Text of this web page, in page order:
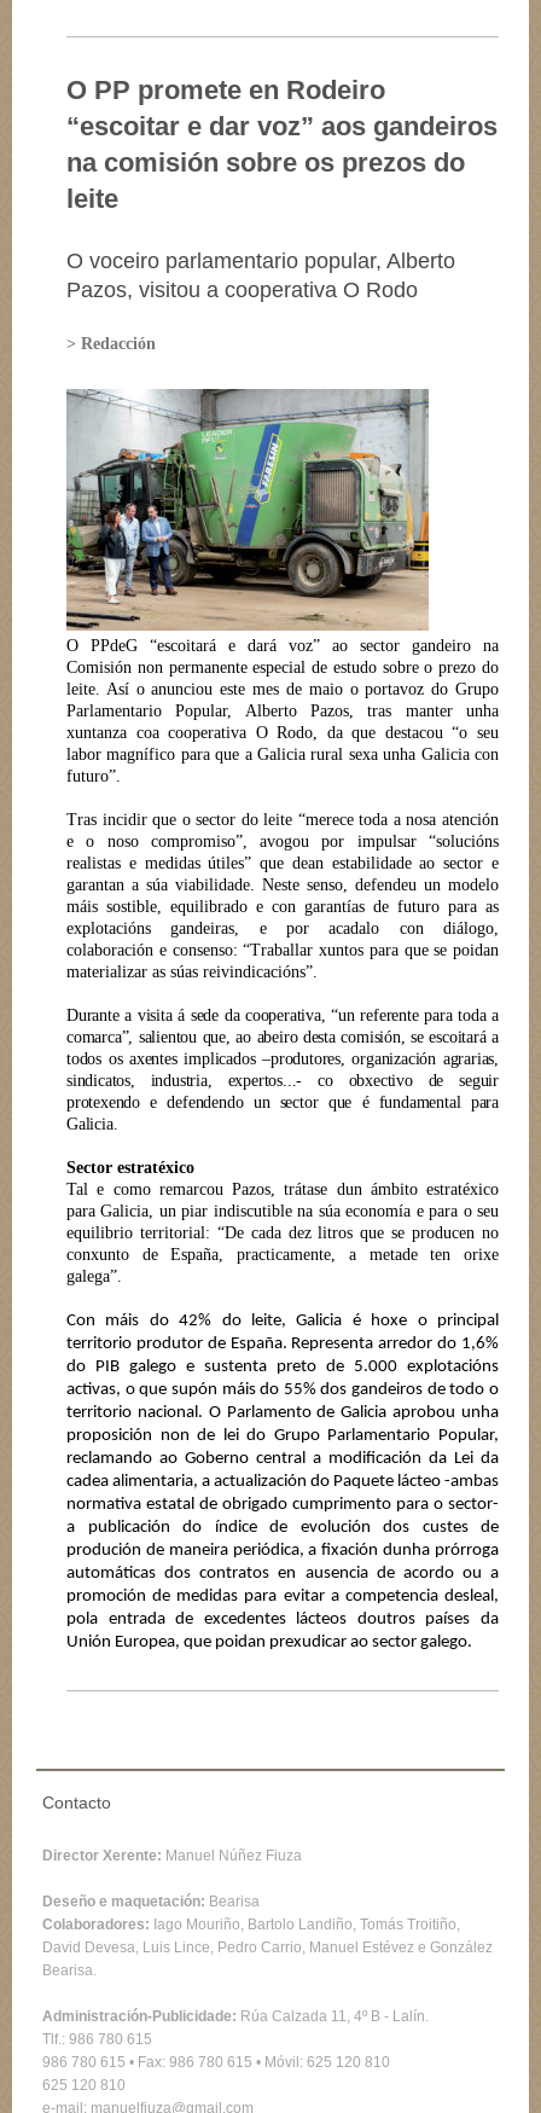
O PP promete en Rodeiro
“escoitar e dar voz” aos gandeiros
na comisión sobre os prezos do
leite
O voceiro parlamentario popular, Alberto
Pazos, visitou a cooperativa O Rodo
> Redacción
O PPdeG “escoitará e dará voz” ao sector gandeiro na
Comisión non permanente especial de estudo sobre o prezo do
leite. Así o anunciou este mes de maio o portavoz do Grupo
Parlamentario Popular, Alberto Pazos, tras manter unha
xuntanza coa cooperativa O Rodo, da que destacou “o seu
labor magnífico para que a Galicia rural sexa unha Galicia con
futuro”.
Tras incidir que o sector do leite “merece toda a nosa atención
e o noso compromiso”, avogou por impulsar “solucións
realistas e medidas útiles” que dean estabilidade ao sector e
garantan a súa viabilidade. Neste senso, defendeu un modelo
máis sostible, equilibrado e con garantías de futuro para as
explotacións gandeiras, e por acadalo con diálogo,
colaboración e consenso: “Traballar xuntos para que se poidan
materializar as súas reivindicacións”.
Durante a visita á sede da cooperativa, “un referente para toda a
comarca”, salientou que, ao abeiro desta comisión, se escoitará a
todos os axentes implicados –produtores, organización agrarias,
sindicatos, industria, expertos...- co obxectivo de seguir
protexendo e defendendo un sector que é fundamental para
Galicia.
Sector estratéxico
Tal e como remarcou Pazos, trátase dun ámbito estratéxico
para Galicia, un piar indiscutible na súa economía e para o seu
equilibrio territorial: “De cada dez litros que se producen no
conxunto de España, practicamente, a metade ten orixe
galega”.
Con máis do 42% do leite, Galicia é hoxe o principal
territorio produtor de España. Representa arredor do 1,6%
do PIB galego e sustenta preto de 5.000 explotacións
activas, o que supón máis do 55% dos gandeiros de todo o
territorio nacional. O Parlamento de Galicia aprobou unha
proposición non de lei do Grupo Parlamentario Popular,
reclamando ao Goberno central a modificación da Lei da
cadea alimentaria, a actualización do Paquete lácteo -ambas
normativa estatal de obrigado cumprimento para o sector-
a publicación do índice de evolución dos custes de
produción de maneira periódica, a fixación dunha prórroga
automáticas dos contratos en ausencia de acordo ou a
promoción de medidas para evitar a competencia desleal,
pola entrada de excedentes lácteos doutros países da
Unión Europea, que poidan prexudicar ao sector galego.
Contacto
Director Xerente: Manuel Núñez Fiuza
Deseño e maquetación: Bearisa
Colaboradores: Iago Mouriño, Bartolo Landiño, Tomás Troitiño,
David Devesa, Luis Lince, Pedro Carrio, Manuel Estévez e González
Bearisa.
Administración-Publicidade: Rúa Calzada 11, 4º B - Lalín.
Tlf.: 986 780 615
986 780 615 • Fax: 986 780 615 • Móvil: 625 120 810
625 120 810
e-mail: manuelfiuza@gmail.com